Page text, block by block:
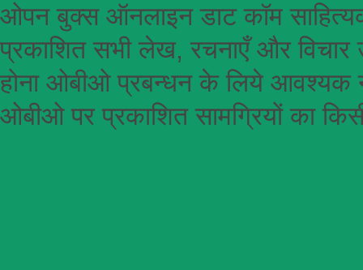
ओपन बुक्स ऑनलाइन डाट कॉम
प्रकाशित सभी लेख, रचनाएँ और विचार
होना ओबीओप्रबन्धन के लिये आवश्यक
ओबीओ पर प्रकाशित सामग्रियों का